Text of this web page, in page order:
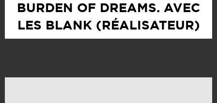
BURDEN OF DREAMS. AVEC
LES BLANK (RÉALISATEUR)